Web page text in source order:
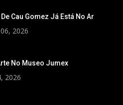
Cau Gomez Já Está No Ar
2026
No Museo Jumex
2026